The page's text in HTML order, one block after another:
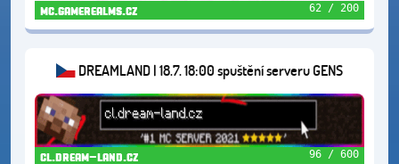
mc.gamerealms.cz 62 / 200
DREAMLAND | 18.7. 18:00 spuštění serveru GENS
cl.dream-land.cz 96 / 600